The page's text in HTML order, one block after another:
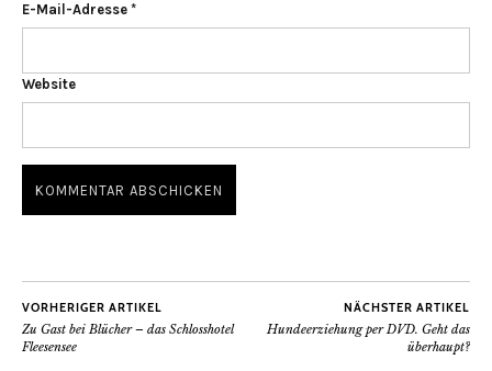
E-Mail-Adresse *
Website
VORHERIGER ARTIKEL
Zu Gast bei Blücher – das Schlosshotel
Fleesensee
NÄCHSTER ARTIKEL
Hundeerziehung per DVD. Geht das
überhaupt?